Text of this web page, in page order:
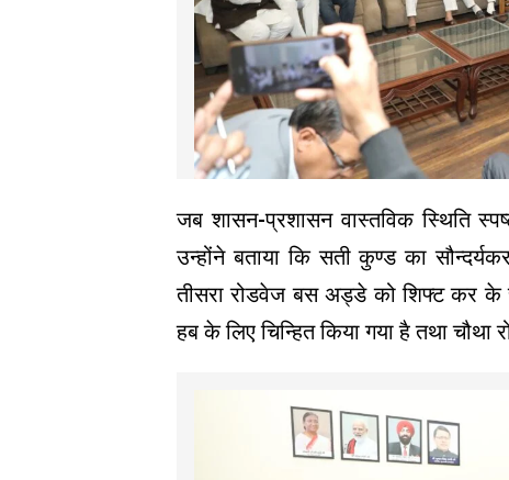
जब शासन-प्रशासन वास्तविक स्थिति
उन्होंने बताया कि सती कुण्ड का
तीसरा रोडवेज बस अड्डे को शिफ्ट कर के
हब के लिए चिन्हित किया गया है तथा चौथा